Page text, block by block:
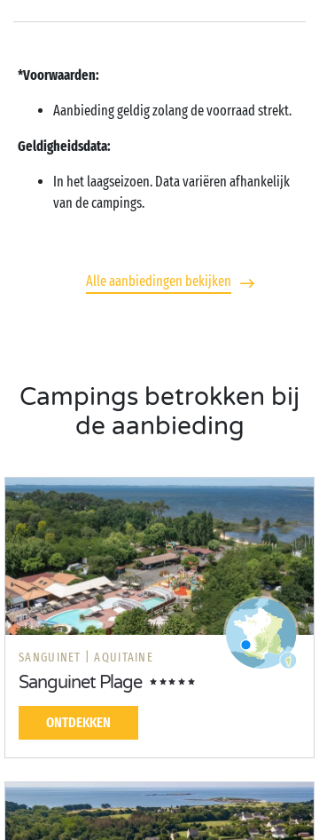
*Voorwaarden:
Aanbieding geldig zolang de voorraad strekt.
Geldigheidsdata:
In het laagseizoen. Data variëren afhankelijk
van de campings.
Alle aanbiedingen bekijken
Campings betrokken bij
de aanbieding
SANGUINET | AQUITAINE
Sanguinet Plage
ONTDEKKEN